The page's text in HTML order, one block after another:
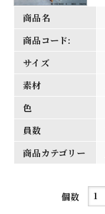
商品名
商品コード:
サイズ
素材
色
員数
商品カテゴリー
個数
オ